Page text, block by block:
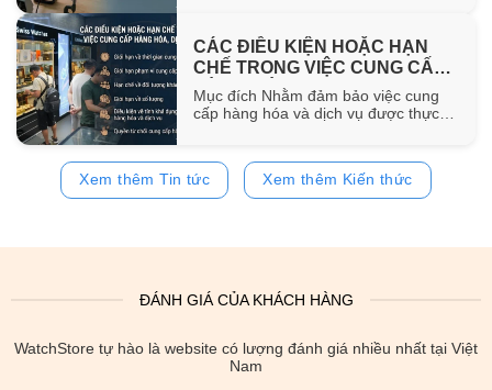
thay pin Casio đáng tin cậy tại Đà
Nẵng, đồng thời chia sẻ quy trình
thay pin và bảng giá tham [...]
CÁC ĐIỀU KIỆN HOẶC HẠN
CHẾ TRONG VIỆC CUNG CẤP
HÀNG HÓA, DỊCH VỤ
Mục đích Nhằm đảm bảo việc cung
cấp hàng hóa và dịch vụ được thực
khách hàng, website
https://www.watchstore.vn công bố
các điều kiện và giới hạn áp dụng đối
Xem thêm Tin tức Xem thêm Kiến thức
ĐÁNH GIÁ CỦA KHÁCH HÀNG
WatchStore tự hào là website có lượng đánh giá nhiều nhất tại Việt
Nam